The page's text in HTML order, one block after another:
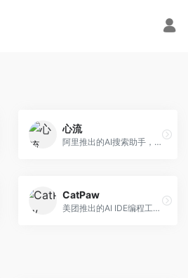
心流
阿里推出的AI搜索助手，专注于智能信息获取。面向普通用户，提供智能搜索、内容整理、知识问答等服务，与阿里生态深度整合。
CatPaw
美团推出的AI IDE编程工具，专注于本地开发生态。面向开发者，提供智能代码补全、代码生成、项目管理等服务，本地开发体验好。